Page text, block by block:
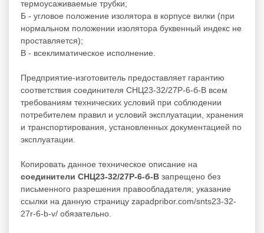
термоусаживаемые трубки;
Б - угловое положение изолятора в корпусе вилки (при
нормальном положении изолятора буквенный индекс не
проставляется);
В - всеклиматическое исполнение.
Предприятие-изготовитель предоставляет гарантию
соответствия соединителя СНЦ23-32/27Р-6-б-В всем
требованиям технических условий при соблюдении
потребителем правил и условий эксплуатации, хранения
и транспортирования, установленных документацией по
эксплуатации.
Копировать данное техническое описание на
соединители СНЦ23-32/27Р-6-б-В запрещено без
письменного разрешения правообладателя; указание
ссылки на данную страницу zapadpribor.com/snts23-32-
27r-6-b-v/ обязательно.